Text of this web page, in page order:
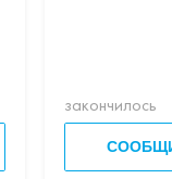
закончилось